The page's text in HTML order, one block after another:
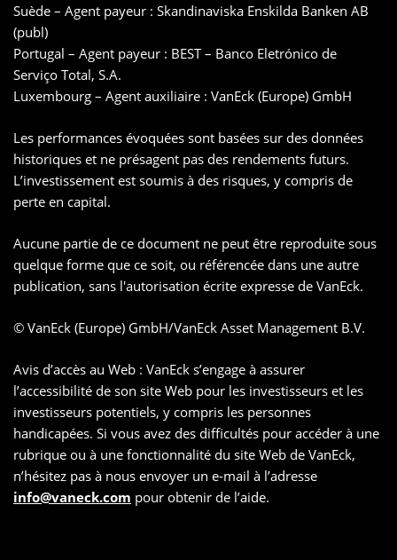
Suède – Agent payeur : Skandinaviska Enskilda Banken AB
(publ)
Portugal – Agent payeur : BEST – Banco Eletrónico de
Serviço Total, S.A.
Luxembourg – Agent auxiliaire : VanEck (Europe) GmbH
Les performances évoquées sont basées sur des données
historiques et ne présagent pas des rendements futurs.
L’investissement est soumis à des risques, y compris de
perte en capital.
Aucune partie de ce document ne peut être reproduite sous
quelque forme que ce soit, ou référencée dans une autre
publication, sans l'autorisation écrite expresse de VanEck.
© VanEck (Europe) GmbH/VanEck Asset Management B.V.
Avis d’accès au Web : VanEck s’engage à assurer
l’accessibilité de son site Web pour les investisseurs et les
investisseurs potentiels, y compris les personnes
handicapées. Si vous avez des difficultés pour accéder à une
rubrique ou à une fonctionnalité du site Web de VanEck,
n’hésitez pas à nous envoyer un e-mail à l’adresse
info@vaneck.com pour obtenir de l’aide.